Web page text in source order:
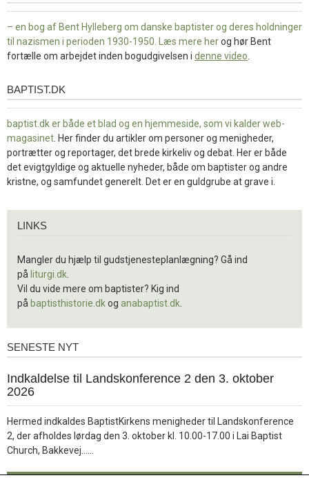
– en bog af Bent Hylleberg om danske baptister og deres holdninger
til nazismen i perioden 1930-1950. Læs mere herog hør Bent
fortælle om arbejdet inden bogudgivelsen i denne video.
baptist.dk
BAPTIST.DK
baptist.dk er både et blad og en hjemmeside, som vi kalder web-
magasinet. Her finder du artikler om personer og menigheder,
portrætter og reportager, det brede kirkeliv og debat. Her er både
det evigtgyldige og aktuelle nyheder, både om baptister og andre
kristne, og samfundet generelt. Det er en guldgrube at grave i.
LINKS
Mangler du hjælp til gudstjenesteplanlægning? Gå ind
på liturgi.dk.
Vil du vide mere om baptister? Kig ind
på baptisthistorie.dkog anabaptist.dk.
Seneste
SENESTE NYT
1.
jul.
Indkaldelse til Landskonference 2 den 3. oktober
2026
Hermed indkaldes BaptistKirkens menigheder til Landskonference
2, der afholdes lørdag den 3. oktober kl. 10.00-17.00 i Lai Baptist
Church, Bakkevej……